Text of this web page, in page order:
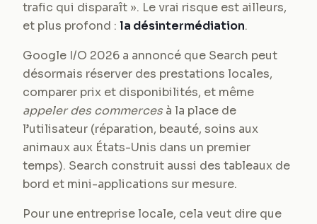
trafic qui disparaît ». Le vrai risque est ailleurs,
et plus profond : la désintermédiation.
Google I/O 2026 a annoncé que Search peut
désormais réserver des prestations locales,
comparer prix et disponibilités, et même
appeler des commerces à la place de
l’utilisateur (réparation, beauté, soins aux
animaux aux États-Unis dans un premier
temps). Search construit aussi des tableaux de
bord et mini-applications sur mesure.
Pour une entreprise locale, cela veut dire que